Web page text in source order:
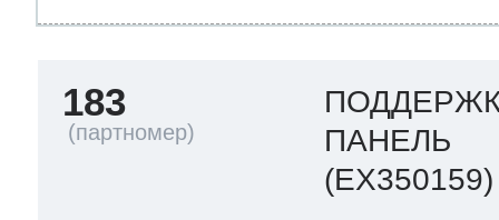
183
ПАНЕЛЬ
(EX350159)